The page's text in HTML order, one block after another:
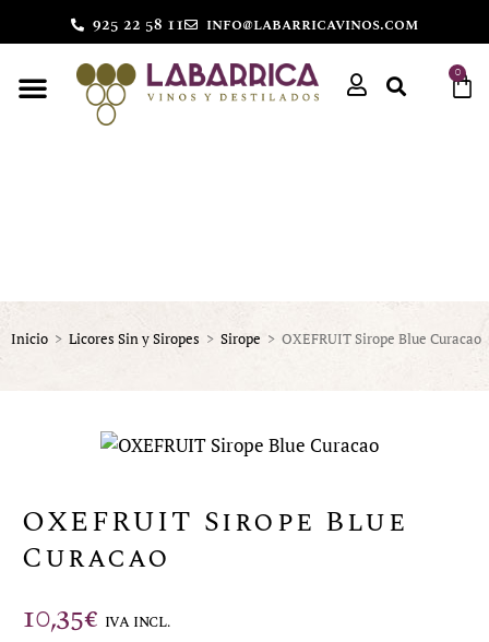
925 22 58 11 info@labarricavinos.com
0
Inicio > Licores Sin y Siropes > Sirope > OXEFRUIT Sirope Blue Curacao
OXEFRUIT Sirope Blue
Curacao
10,35€ IVA INCL.